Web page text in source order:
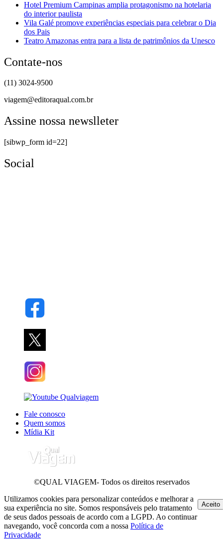
Hotel Premium Campinas amplia protagonismo na hotelaria
do interior paulista
Vila Galé promove experiências especiais para celebrar o Dia
dos Pais
Teatro Amazonas entra para a lista de patrimônios da Unesco
Contate-nos
(11) 3024-9500
viagem@editoraqual.com.br
Assine nossa newslleter
[sibwp_form id=22]
Social
Fale conosco
Quem somos
Mídia Kit
©QUAL VIAGEM- Todos os direitos reservados
Utilizamos cookies para personalizar conteúdos e melhorar a
sua experiência no site. Somos responsáveis pelo tratamento
de seus dados pessoais de acordo com a LGPD. Ao continuar
navegando, você concorda com a nossa Política de
Privacidade
Aceito